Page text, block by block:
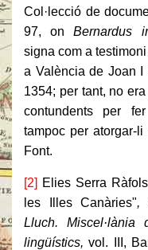
Col·lecció de
97, onBernardus
signa com a
a València de Joan I
1354; per tant, no
contundents per
tampoc per atorgar-
Font.
[2] Elies Serra
les Illes Canàries",
Lluch. Miscel·lània
lingüístics,vol. III,